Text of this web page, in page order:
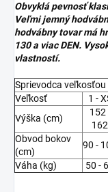
Obvyklá pevnosť
Veľmi jemný
hodvábny tovar má
130 a viac DEN.
vlastností.
Sprievodca
Veľkosť
1 -
Výška (cm)
152
162
Obvod bokov
(cm)
90 -
Váha (kg)
50 -